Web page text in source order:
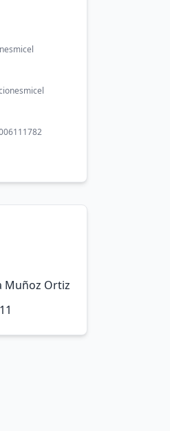
Muñoz Ortiz